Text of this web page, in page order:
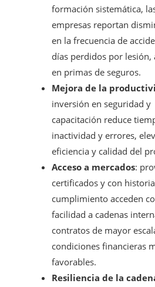
formación sistemática,
empresas reportan
en la frecuencia de
días perdidos por lesión,
en primas de seguros.
Mejora de la
inversión en seguridad y
capacitación reduce
inactividad y errores,
eficiencia y calidad del
Acceso a mercados:
certificados y con
cumplimiento acceden
facilidad a cadenas
contratos de mayor
condiciones financieras
favorables.
Resiliencia de la